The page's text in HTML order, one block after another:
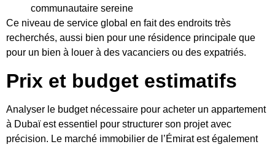
communautaire sereine
Ce niveau de service global en fait des endroits très
recherchés, aussi bien pour une résidence principale que
pour un bien à louer à des vacanciers ou des expatriés.
Prix ​​et budget estimatifs
Analyser le budget nécessaire pour acheter un appartement
à Dubaï est essentiel pour structurer son projet avec
précision. Le marché immobilier de l’Émirat est également